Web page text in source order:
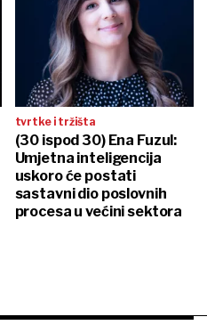
tvrtke i tržišta
(30 ispod 30) Ena Fuzul:
Umjetna inteligencija
uskoro će postati
sastavni dio poslovnih
procesa u većini sektora